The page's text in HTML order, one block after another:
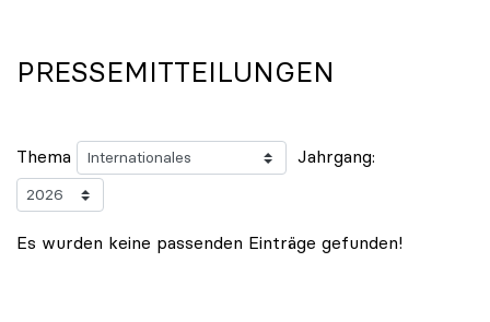
PRESSEMITTEILUNGEN
Thema Jahrgang:
Es wurden keine passenden Einträge gefunden!